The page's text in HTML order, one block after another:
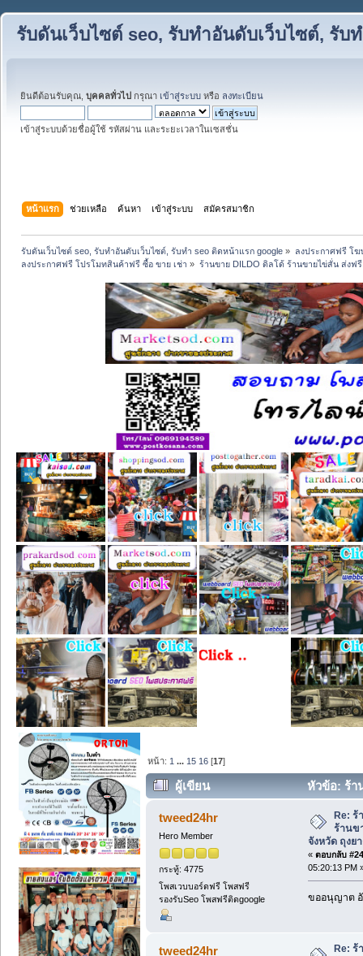
รับดันเว็บไซต์ seo, รับทำอันดับเว็บไซต์, รับ
ยินดีต้อนรับคุณ, บุคคลทั่วไป กรุณา เข้าสู่ระบบ หรือ ลงทะเบียน
เข้าสู่ระบบด้วยชื่อผู้ใช้ รหัสผ่าน และระยะเวลาในเซสชั่น
หน้าแรก ช่วยเหลือ ค้นหา เข้าสู่ระบบ สมัครสมาชิก
รับดันเว็บไซต์ seo, รับทำอันดับเว็บไซต์, รับทำ seo ติดหน้าแรก google » ลงประกาศฟรี โ
ลงประกาศฟรี โปรโมทสินค้าฟรี ซื้อ ขาย เช่า » ร้านขาย DILDO ดิลโด้ ร้านขายไข่สั่น ส่งฟ
หน้า: 1 ... 15 16 [17]
ผู้เขียน
หัวข้อ: ร้า
จังหวัด ถุงยางอนามัยกล่องใหญ่ (อ่าน
tweed24hr
Hero Member
กระทู้: 4775
โพสเวบบอร์ดฟรี โพสฟรี
รองรับSeo โพสฟรีติดgoogle
Re: ร้
ร้านข
จังหวัด ถุงย
« ตอบกลับ
05:20:13 PM
ขออนุญาต
tweed24hr
Re: ร้